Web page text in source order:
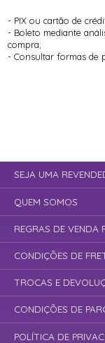
- PIX ou cartão de
- Boleto mediante
compra;
- Consultar formas de
SEJA UMA
QUEM SOMOS
REGRAS DE VENDA
CONDIÇÕES DE
TROCAS E
CONDIÇÕES DE
POLÍTICA DE